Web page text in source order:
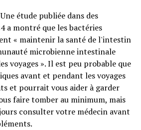
étude publiée dans des
a montré que les bactéries
« maintenir la santé de l'intestin
microbienne intestinale
voyages ». Il est peu probable que
avant et pendant les voyages
et pourrait vous aider à garder
faire tomber au minimum, mais
consulter votre médecin avant